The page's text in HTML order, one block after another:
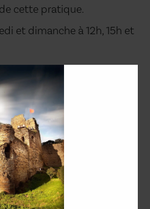
cette pratique.
et dimanche à 12h, 15h et
de démonstrations, les
pourront vous
et leur matériel.Si vous le
pourrez vous y essayer!
CHEVALERESSES